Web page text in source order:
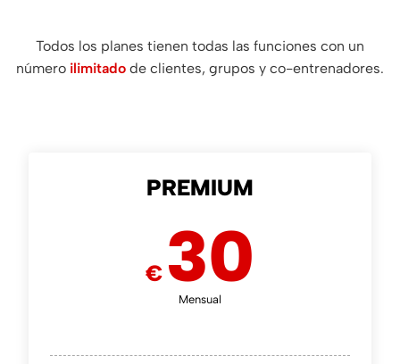
Todos los planes tienen todas las funciones con un
número ilimitado de clientes, grupos y co-entrenadores.
PREMIUM
€ 30
Mensual